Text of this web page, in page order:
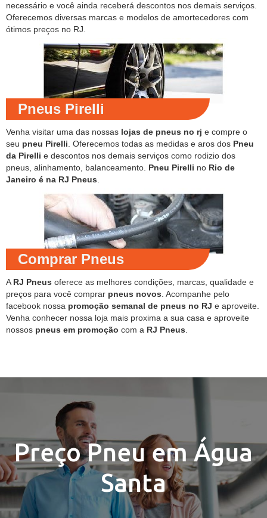
necessário e você ainda receberá descontos nos demais serviços.
Oferecemos diversas marcas e modelos de amortecedores com
ótimos preços no RJ.
Pneus Pirelli
Venha visitar uma das nossas lojas de pneus no rj e compre o
seu pneu Pirelli . Oferecemos todas as medidas e aros dos Pneu
da Pirelli e descontos nos demais serviços como rodizio dos
pneus, alinhamento, balanceamento. Pneu Pirelli no Rio de
Janeiro é na RJ Pneus
Comprar Pneus
A RJ Pneus oferece as melhores condições, marcas, qualidade e
preços para você comprar pneus novos . Acompanhe pelo
facebook nossa promoção semanal de pneus no RJ e aproveite.
Venha conhecer nossa loja mais proxima a sua casa e aproveite
nossos pneus em promoção com a RJ Pneus
Preço Pneu em Água
Santa